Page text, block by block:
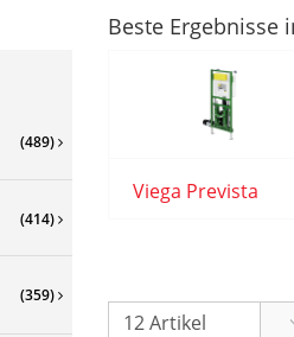
(489)
(414)
(359)
Beste Ergebnisse
Viega Prevista